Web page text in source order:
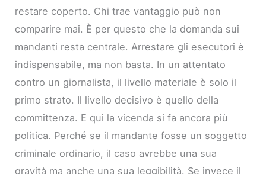
restare coperto. Chi trae vantaggio può non
comparire mai. È per questo che la domanda sui
mandanti resta centrale. Arrestare gli esecutori è
indispensabile, ma non basta. In un attentato
contro un giornalista, il livello materiale è solo il
primo strato. Il livello decisivo è quello della
committenza. E qui la vicenda si fa ancora più
politica. Perché se il mandante fosse un soggetto
criminale ordinario, il caso avrebbe una sua
gravità ma anche una sua leggibilità. Se invece il